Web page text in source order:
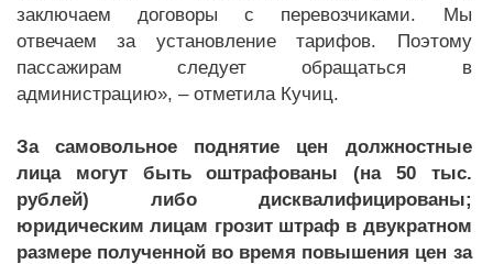
заключаем договоры с перевозчиками. Мы
отвечаем за установление тарифов. Поэтому
пассажирам следует обращаться в
администрацию», – отметила Кучиц.
За самовольное поднятие цен должностные
лица могут быть оштрафованы (на 50 тыс.
рублей) либо дисквалифицированы;
юридическим лицам грозит штраф в двукратном
размере полученной во время повышения цен за